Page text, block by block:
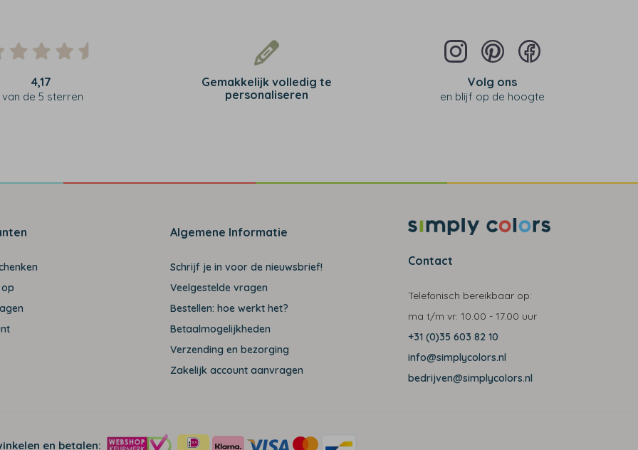
4,17
van de 5 sterren
Gemakkelijk volledig te
personaliseren
Volg ons
en blijf op de hoogte
Algemene Informatie
Schrijf je in voor de nieuwsbrief!
Veelgestelde vragen
Bestellen: hoe werkt het?
Betaalmogelijkheden
Verzending en bezorging
Zakelijk account aanvragen
Contact
Telefonisch bereikbaar op:
ma t/m vr: 10.00 - 17.00 uur
+31 (0)35 603 82 10
info@simplycolors.nl
bedrijven@simplycolors.nl
en betalen: